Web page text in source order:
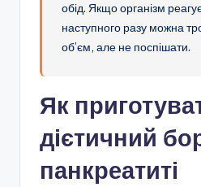
обід. Якщо організм
наступного разу можна
об’єм, але не поспішати.
Як
дієтичний
панкреатиті